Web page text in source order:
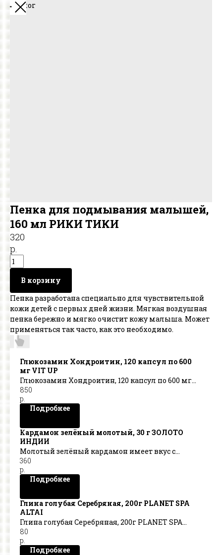
В каталог
Пенка для подмывания малышей,
160 мл РИКИ ТИКИ
320
р.
В корзину
Пенка разработана специально для чувствительной
кожи детей с первых дней жизни. Мягкая воздушная
пенка бережно и мягко очистит кожу малыша. Может
применяться так часто, как это необходимо.
Глюкозамин Хондроитин, 120 капсул по 600
мг VIT UP
Глюкозамин Хондроитин, 120 капсул по 600 мг
VIT UP
850
р.
Подробнее
Кардамон зелёный молотый, 30 г ЗОЛОТО
ИНДИИ
Молотый зелёный кардамон имеет вкус с
нотками эвкалипта и лимонника. Идеально
сочетается с бобовыми, рыбой, мясом, овощами,
рисом и птицей. Кардамон используют в
360
р.
Подробнее
Глина голубая Серебряная, 200г PLANET SPA
ALTAI
Глина голубая Серебряная, 200г PLANET SPA
ALTAI
80
р.
Подробнее